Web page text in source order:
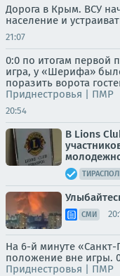
Дорога в Крым. ВСУ
население и
21:07
0:0 по итогам первой
игра, у «Шерифа»
поразить ворота
Приднестровья | ПМР
20:54
В Lions
СМИ
На 6-й минуте «Санкт-
положение вне игры.
Приднестровья | ПМР